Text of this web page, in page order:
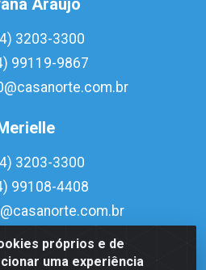
próprios e de
uma experiência
Araujo
3203-3300
99119-9867
3203-3300
99108-4408
Mário Câmara, 1815 -